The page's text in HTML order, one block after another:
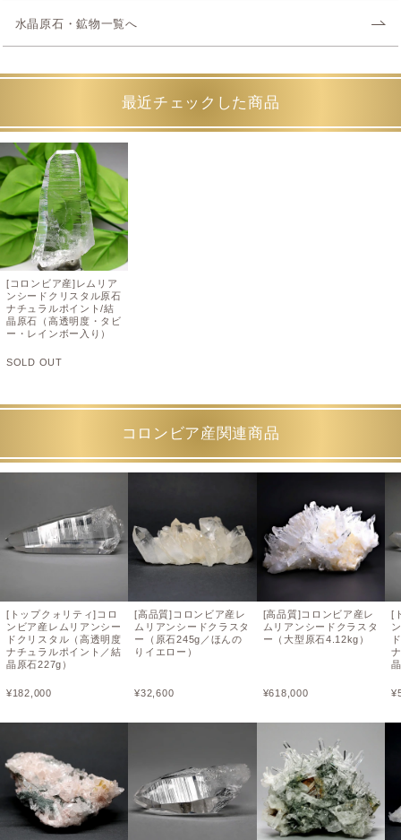
水晶原石・鉱物一覧へ
最近チェックした商品
[コロンビア産]レムリア
ンシードクリスタル原石
ナチュラルポイント/結
晶原石（高透明度・タビ
ー・レインボー入り）
SOLD OUT
コロンビア産関連商品
[トップクォリティ]コロ
ンビア産レムリアンシー
ドクリスタル（高透明度
ナチュラルポイント／結
晶原石227g）
¥182,000
[高品質]コロンビア産レ
ムリアンシードクラスタ
ー（原石245g／ほんの
りイエロー）
¥32,600
[高品質]コロンビア産レ
ムリアンシードクラスタ
ー（大型原石4.12kg）
¥618,000
[
¥